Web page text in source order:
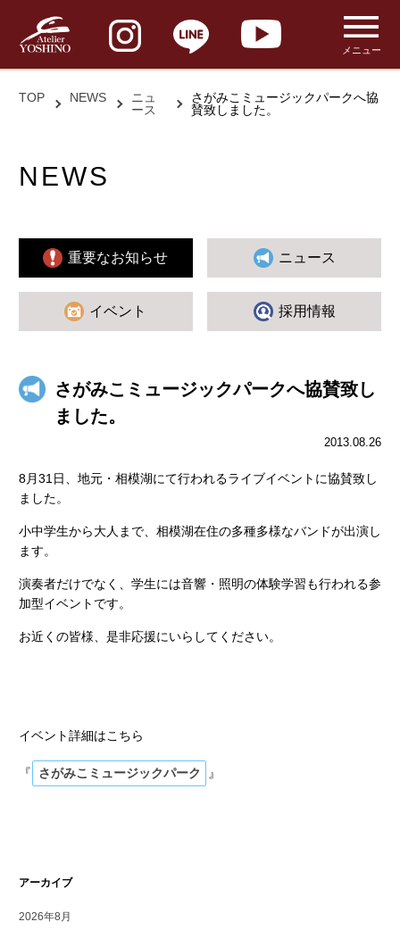
メニュー
TOP NEWS
ニュ
ース
さがみこミュージックパークへ協
賛致しました。
NEWS
重要なお知らせ ニュース
イベント 採用情報
さがみこミュージックパークへ協賛致し
ました。
2013.08.26
8月31日、地元・相模湖にて行われるライブイベントに協賛致し
ました。
小中学生から大人まで、相模湖在住の多種多様なバンドが出演し
ます。
演奏者だけでなく、学生には音響・照明の体験学習も行われる参
加型イベントです。
お近くの皆様、是非応援にいらしてください。
イベント詳細はこちら
『 さがみこミュージックパーク 』
アーカイブ
2026年8月